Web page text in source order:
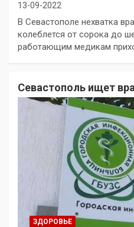
13-09-2022
В Севастополе нехватка
колеблется от сорока до
работающим медикам
Севастополь ищет
ЗДОРОВЬЕ